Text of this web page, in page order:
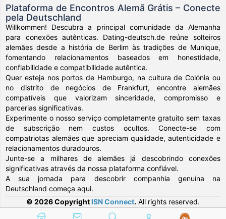
Plataforma de Encontros Alemã Grátis – Conecte
pela Deutschland
Willkommen! Descubra a principal comunidade da Alemanha
para conexões autênticas. Dating-deutsch.de reúne solteiros
alemães desde a história de Berlim às tradições de Munique,
fomentando relacionamentos baseados em honestidade,
confiabilidade e compatibilidade autêntica.
Quer esteja nos portos de Hamburgo, na cultura de Colónia ou
no distrito de negócios de Frankfurt, encontre alemães
compatíveis que valorizam sinceridade, compromisso e
parcerias significativas.
Experimente o nosso serviço completamente gratuito sem taxas
de subscrição nem custos ocultos. Conecte-se com
compatriotas alemães que apreciam qualidade, autenticidade e
relacionamentos duradouros.
Junte-se a milhares de alemães já descobrindo conexões
significativas através da nossa plataforma confiável.
A sua jornada para descobrir companhia genuína na
Deutschland começa aqui.
© 2026 Copyright ISN Connect. All rights reserved.